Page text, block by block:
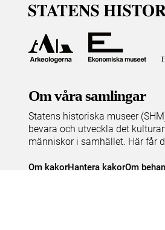
Om våra samlingar
Statens historiska museer
bevara och utveckla det
människor i samhället. Här får
Om kakorHantera kakorOm